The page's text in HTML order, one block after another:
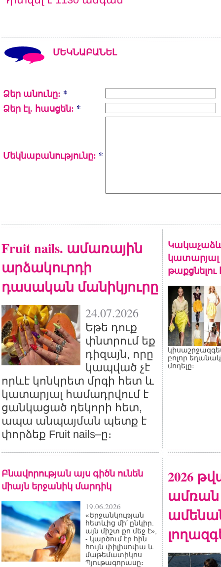
ՄԵԿՆԱԲԱՆԵԼ
Ձեր անունը: *
Ձեր էլ. հասցեն: *
Մեկնաբանությունը: *
Fruit nails. ամառային
արձակուրդի
դասական մանիկյուրը
24.07.2026
Եթե դուք
փնտրում եք
դիզայն, որը
կապված չէ
որևէ կոնկրետ մրգի հետ և
կատարյալ համադրվում է
ցանկացած դեկորի հետ,
ապա անպայման պետք է
փորձեք Fruit nails–ը։
կատարյալ
բոլոր
մոդելը։
Բնավորության այս գիծն ունեն
միայն երջանիկ մարդիկ
19.06.2026
«Երջանկության
հետևից մի՛ ընկիր.
այն միշտ քո մեջ է»,
- կարծում էր հին
հույն փիլիսոփա և
մաթեմատիկոս
Պյութագորասը։
2026
ամռան